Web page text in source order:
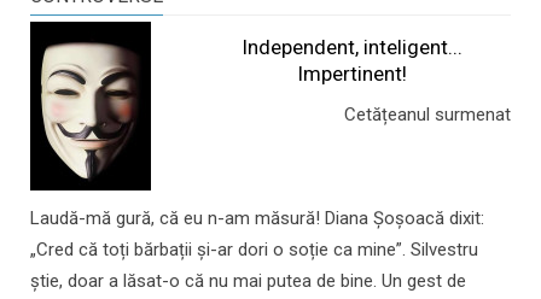
Independent, inteligent...
Impertinent!
Cetățeanul surmenat
Laudă-mă gură, că eu n-am măsură! Diana Șoșoacă dixit:
„Cred că toți bărbații și-ar dori o soție ca mine”. Silvestru
știe, doar a lăsat-o că nu mai putea de bine. Un gest de